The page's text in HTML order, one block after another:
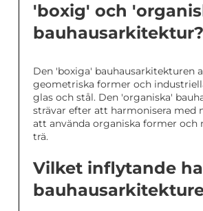
'boxig' och
bauhausarkitektur?
Den 'boxiga' bauhausarkitekturen
geometriska former och
glas och stål. Den 'organiska'
strävar efter att harmonisera med
att använda organiska former och
trä.
Vilket inflytande